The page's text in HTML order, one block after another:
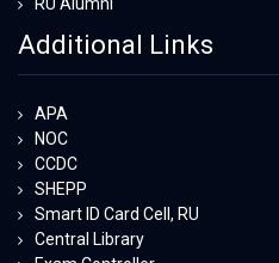
Additional Links
APA
NOC
CCDC
SHEPP
Smart ID Card Cell, RU
Central Library